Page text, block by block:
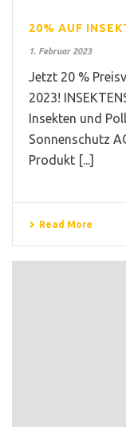
20% AUF
1. Februar 2023
Jetzt 20 %
2023!
Insekten und
Sonnenschutz
Produkt [...]
Read More